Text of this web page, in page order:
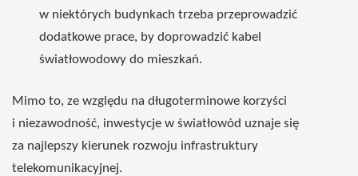
w niektórych budynkach trzeba przeprowadzić
dodatkowe prace, by doprowadzić kabel
światłowodowy do mieszkań.
Mimo to, ze względu na długoterminowe korzyści
i niezawodność, inwestycje w światłowód uznaje się
za najlepszy kierunek rozwoju infrastruktury
telekomunikacyjnej.